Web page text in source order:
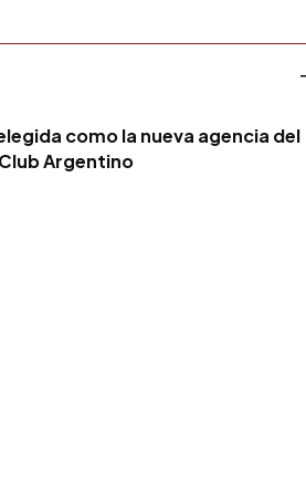
como la nueva agencia del
Argentino